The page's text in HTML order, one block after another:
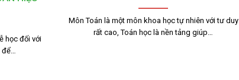
học đối với
để…
Môn Toán là một môn khoa học tự nhiên với tư duy
rất cao, Toán học là nền tảng giúp…